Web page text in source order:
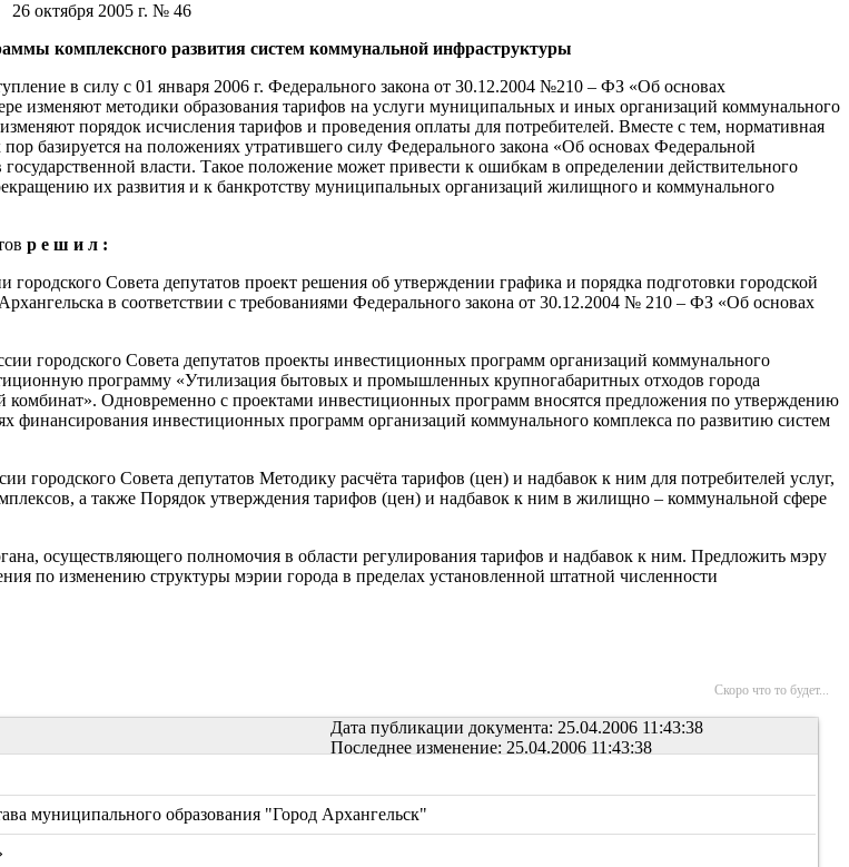
26 октября 2005 г. № 46
комплексного развития систем коммунальной инфраструктуры
в силу с 01 января 2006 г. Федерального закона от 30.12.2004 №210 – ФЗ «Об основах
изменяют методики образования тарифов на услуги муниципальных и иных организаций коммунального
порядок исчисления тарифов и проведения оплаты для потребителей. Вместе с тем, нормативная
базируется на положениях утратившего силу Федерального закона «Об основах Федеральной
власти. Такое положение может привести к ошибкам в определении действительного
их развития и к банкротству муниципальных организаций жилищного и коммунального
р е ш и л :
Совета депутатов проект решения об утверждении графика и порядка подготовки городской
в соответствии с требованиями Федерального закона от 30.12.2004 № 210 – ФЗ «Об основах
городского Совета депутатов проекты инвестиционных программ организаций коммунального
программу «Утилизация бытовых и промышленных крупногабаритных отходов города
Одновременно с проектами инвестиционных программ вносятся предложения по утверждению
финансирования инвестиционных программ организаций коммунального комплекса по развитию систем
городского Совета депутатов Методику расчёта тарифов (цен) и надбавок к ним для потребителей услуг,
а также Порядок утверждения тарифов (цен) и надбавок к ним в жилищно – коммунальной сфере
осуществляющего полномочия в области регулирования тарифов и надбавок к ним. Предложить мэру
по изменению структуры мэрии города в пределах установленной штатной численности
Скоро что то будет...
Дата публикации документа: 25.04.2006 11:43:38
Последнее изменение: 25.04.2006 11:43:38
муниципального образования "Город Архангельск"